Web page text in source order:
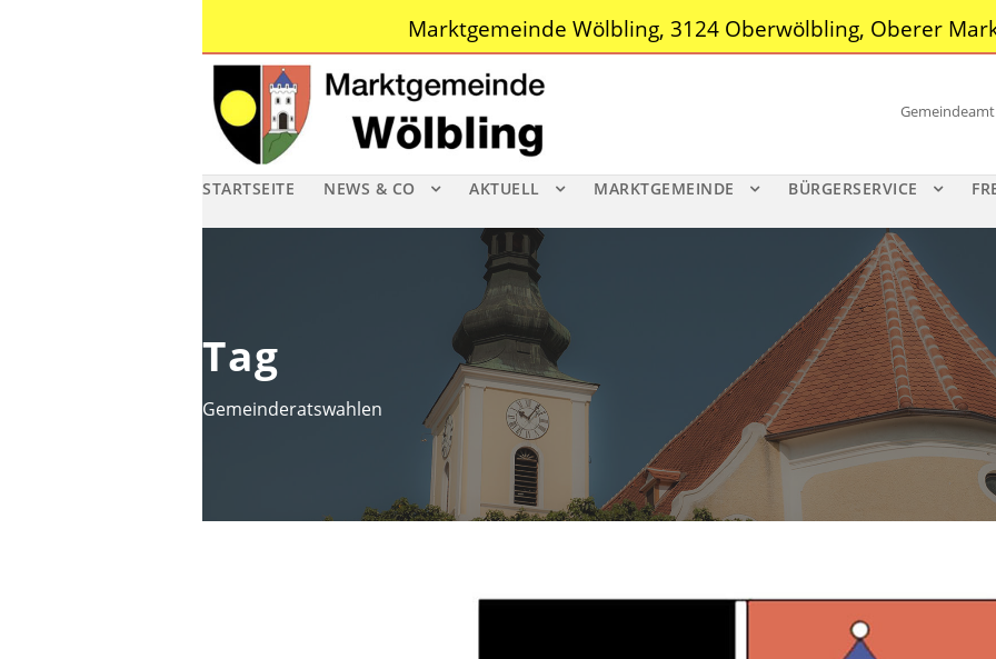
Marktgemeinde Wölbling, 3124 Oberwölbling, Oberer
STARTSEITE NEWS & CO AKTUELL MARKTGEMEINDE BÜRGERSERVICE
Tag
Gemeinderatswahlen